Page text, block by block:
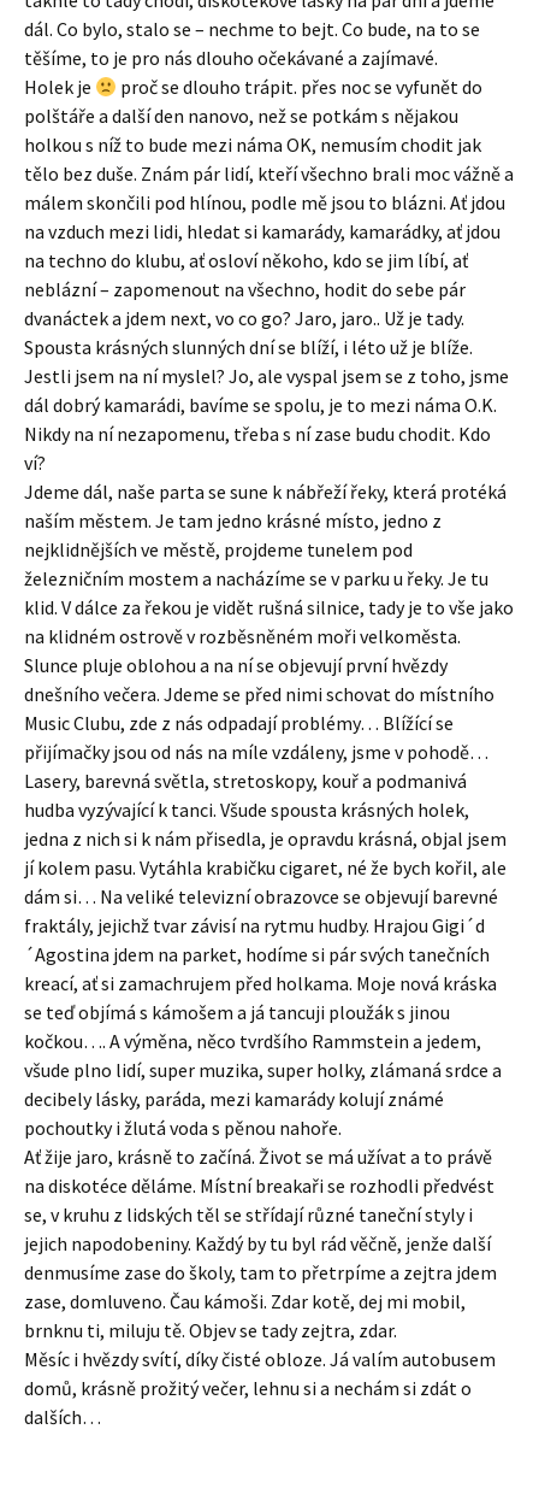
dál. Co bylo, stalo se – nechme to bejt. Co bude, na to se
těšíme, to je pro nás dlouho očekávané a zajímavé.
Holek je
proč se dlouho trápit. přes noc se vyfunět do
polštáře a další den nanovo, než se potkám s nějakou
holkou s níž to bude mezi náma OK, nemusím chodit jak
tělo bez duše. Znám pár lidí, kteří všechno brali moc vážně a
málem skončili pod hlínou, podle mě jsou to blázni. Ať jdou
na vzduch mezi lidi, hledat si kamarády, kamarádky, ať jdou
na techno do klubu, ať osloví někoho, kdo se jim líbí, ať
neblázní – zapomenout na všechno, hodit do sebe pár
dvanáctek a jdem next, vo co go? Jaro, jaro.. Už je tady.
Spousta krásných slunných dní se blíží, i léto už je blíže.
Jestli jsem na ní myslel? Jo, ale vyspal jsem se z toho, jsme
dál dobrý kamarádi, bavíme se spolu, je to mezi náma O.K.
Nikdy na ní nezapomenu, třeba s ní zase budu chodit. Kdo
ví?
Jdeme dál, naše parta se sune k nábřeží řeky, která protéká
naším městem. Je tam jedno krásné místo, jedno z
nejklidnějších ve městě, projdeme tunelem pod
železničním mostem a nacházíme se v parku u řeky. Je tu
klid. V dálce za řekou je vidět rušná silnice, tady je to vše jako
na klidném ostrově v rozběsněném moři velkoměsta.
Slunce pluje oblohou a na ní se objevují první hvězdy
dnešního večera. Jdeme se před nimi schovat do místního
Music Clubu, zde z nás odpadají problémy… Blížící se
přijímačky jsou od nás na míle vzdáleny, jsme v pohodě…
Lasery, barevná světla, stretoskopy, kouř a podmanivá
hudba vyzývající k tanci. Všude spousta krásných holek,
jedna z nich si k nám přisedla, je opravdu krásná, objal jsem
jí kolem pasu. Vytáhla krabičku cigaret, né že bych kořil, ale
dám si… Na veliké televizní obrazovce se objevují barevné
fraktály, jejichž tvar závisí na rytmu hudby. Hrajou Gigi´d
´Agostina jdem na parket, hodíme si pár svých tanečních
kreací, ať si zamachrujem před holkama. Moje nová kráska
se teď objímá s kámošem a já tancuji ploužák s jinou
kočkou…. A výměna, něco tvrdšího Rammstein a jedem,
všude plno lidí, super muzika, super holky, zlámaná srdce a
decibely lásky, paráda, mezi kamarády kolují známé
pochoutky i žlutá voda s pěnou nahoře.
Ať žije jaro, krásně to začíná. Život se má užívat a to právě
na diskotéce děláme. Místní breakaři se rozhodli předvést
se, v kruhu z lidských těl se střídají různé taneční styly i
jejich napodobeniny. Každý by tu byl rád věčně, jenže další
denmusíme zase do školy, tam to přetrpíme a zejtra jdem
zase, domluveno. Čau kámoši. Zdar kotě, dej mi mobil,
brnknu ti, miluju tě. Objev se tady zejtra, zdar.
Měsíc i hvězdy svítí, díky čisté obloze. Já valím autobusem
domů, krásně prožitý večer, lehnu si a nechám si zdát o
dalších…